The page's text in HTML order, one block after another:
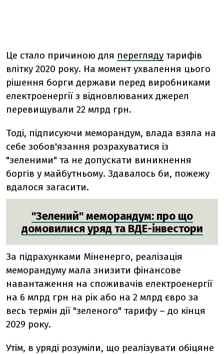
Це стало причиною для перегляду тарифів
влітку 2020 року. На момент ухвалення цього
рішення борги держави перед виробниками
електроенергії з відновлюваних джерел
перевищували 22 млрд грн.
Тоді, підписуючи меморандум, влада взяла на
себе зобов'язання розрахуватися із
"зеленими" та не допускати виникнення
боргів у майбутньому. Здавалось би, пожежу
вдалося загасити.
"Зелений" меморандум: про що
домовилися уряд та ВДЕ-інвестори
За підрахунками Міненерго, реалізація
меморандуму мала знизити фінансове
навантаження на споживачів електроенергії
на 6 млрд грн на рік або на 2 млрд євро за
весь термін дії "зеленого" тарифу – до кінця
2029 року.
Утім, в уряді розуміли, що реалізувати обіцяне